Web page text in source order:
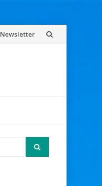
Newsletter